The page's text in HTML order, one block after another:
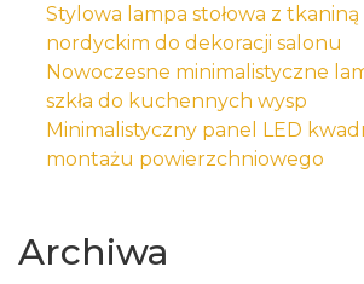
Stylowa lampa stołowa z
nordyckim do dekoracji salonu
Nowoczesne minimalistyczne
szkła do kuchennych wysp
Minimalistyczny panel LED
montażu powierzchniowego
Archiwa